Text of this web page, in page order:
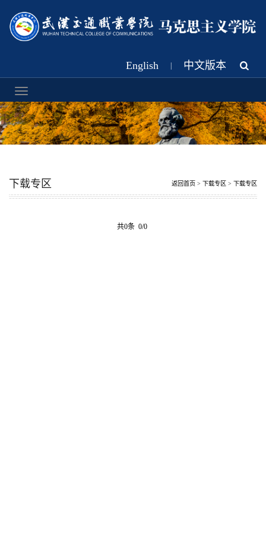
English | 中文版本
下载专区 返回首页 > 下载专区 > 下载专区
共0条 0/0